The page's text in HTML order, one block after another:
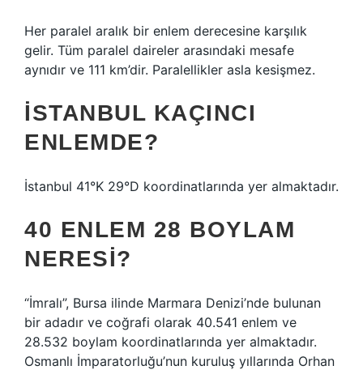
Her paralel aralık bir enlem derecesine karşılık
gelir. Tüm paralel daireler arasındaki mesafe
aynıdır ve 111 km’dir. Paralellikler asla kesişmez.
İSTANBUL KAÇINCI
ENLEMDE?
İstanbul 41°K 29°D koordinatlarında yer almaktadır.
40 ENLEM 28 BOYLAM
NERESI?
“İmralı”, Bursa ilinde Marmara Denizi’nde bulunan
bir adadır ve coğrafi olarak 40.541 enlem ve
28.532 boylam koordinatlarında yer almaktadır.
Osmanlı İmparatorluğu’nun kuruluş yıllarında Orhan